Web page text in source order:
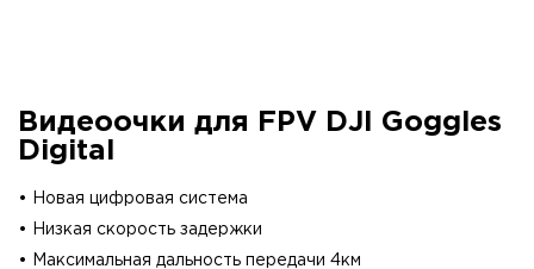
Видеоочки для FPV DJI Goggles
Digital
• Новая цифровая система
• Низкая скорость задержки
• Максимальная дальность передачи 4км